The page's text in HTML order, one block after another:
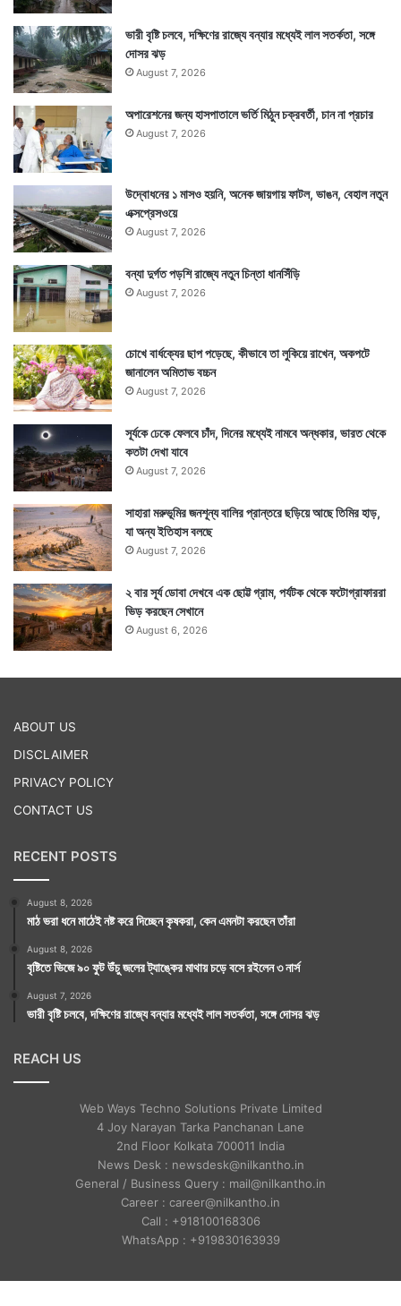
এদিকে গত একদিনে দেশে রাজ্য ভিত্তিক যে মৃতের সংখ্যার
খতিয়ান সামনে এসেছে তাতে করোনায় মৃত্যুর নিরিখে চতুর্থ স্থানে
রয়েছে পশ্চিমবঙ্গ। গত একদিনে মহারাষ্ট্রে মৃত্যু হয়েছে ৩৫
জনের। কেরালায় মৃত্যু হয়েছে ১৯ জনের। পঞ্জাবে ৮ জনের।
পশ্চিমবঙ্গে মৃত্যু হয়েছে ৬ জনের।
করোনা সংক্রমণ ও মৃত্যু যেমন বেড়ে চলেছে তেমনই অন্যদিকে
তাল মিলিয়ে বাড়ছে সুস্থ হয়ে ওঠার হার। গত ২৪ ঘণ্টায়
করোনাকে হারিয়ে সুস্থ হয়ে উঠেছেন ১৩ হাজার ৮৭ জন।
এর হাত ধরে দেশে করোনাকে হারিয়ে সুস্থ হয়ে ওঠা মানুষের মোট
নিয়ে লেখা
ভারী বৃষ্টি চলবে, দক্ষিণের রাজ্যে বন্যার মধ্যেই লাল সতর্কতা, সঙ্গে
দোসর ঝড়
August 7, 2026
অপারেশনের জন্য হাসপাতালে ভর্তি মিঠুন চক্রবর্তী, চান না প্রচার
August 7, 2026
উদ্বোধনের ১ মাসও হয়নি, অনেক জায়গায় ফাটল, ভাঙন, বেহাল নতুন
এক্সপ্রেসওয়ে
August 7, 2026
বন্যা দুর্গত পড়শি রাজ্যে নতুন চিন্তা ধানসিঁড়ি
August 7, 2026
চোখে বার্ধক্যের ছাপ পড়েছে, কীভাবে তা লুকিয়ে রাখেন, অকপটে
জানালেন অমিতাভ বচ্চন
August 7, 2026
সূর্যকে ঢেকে ফেলবে চাঁদ, দিনের মধ্যেই নামবে অন্ধকার, ভারত থেকে
কতটা দেখা যাবে
August 7, 2026
সাহারা মরুভূমির জনশূন্য বালির প্রান্তরে ছড়িয়ে আছে তিমির হাড়,
যা অন্য ইতিহাস বলছে
August 7, 2026
২ বার সূর্য ডোবা দেখবে এক ছোট্ট গ্রাম, পর্যটক থেকে ফটোগ্রাফাররা
ভিড় করছেন সেখানে
August 6, 2026
ABOUT US
DISCLAIMER
PRIVACY POLICY
CONTACT US
RECENT POSTS
August 8, 2026
মাঠ ভরা ধনে মাঠেই নষ্ট করে দিচ্ছেন কৃষকরা, কেন এমনটা করছেন তাঁরা
August 8, 2026
বৃষ্টিতে ভিজে ৯০ ফুট উঁচু জলের ট্যাঙ্কের মাথায় চড়ে বসে রইলেন ৩ নার্স
August 7, 2026
ভারী বৃষ্টি চলবে, দক্ষিণের রাজ্যে বন্যার মধ্যেই লাল সতর্কতা, সঙ্গে দোসর ঝড়
REACH US
Web Ways Techno Solutions Private Limited
4 Joy Narayan Tarka Panchanan Lane
2nd Floor Kolkata 700011 India
News Desk : newsdesk@nilkantho.in
General / Business Query : mail@nilkantho.in
Career : career@nilkantho.in
Call : +918100168306
WhatsApp : +919830163939